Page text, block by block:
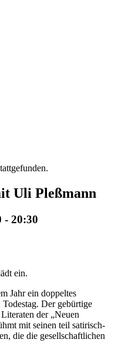
Uli Pleßmann
- 20:30
ein.
Jahr ein doppeltes
Der gebürtige
der „Neuen
mit seinen teil satirisch-
die die gesellschaftlichen